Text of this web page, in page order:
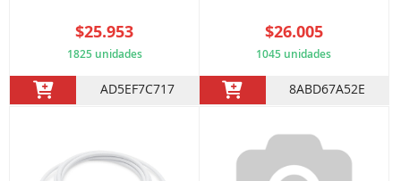
$25.953
1825 unidades
AD5EF7C717
$26.005
1045 unidades
8ABD67A52E